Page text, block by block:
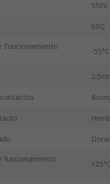
550V
SSQ
Funcionamiento
-55°C
funcionamiento
125°C